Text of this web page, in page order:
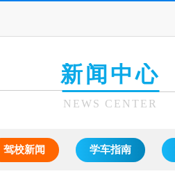
新闻中心
NEWS CENTER
驾校新闻 学车指南